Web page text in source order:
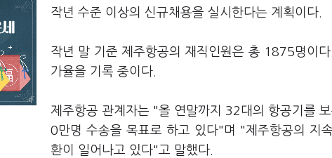
작년 수준 이상의 신규채용을 실시한다는 계획이다.
작년 말 기준 제주항공의 재직인원은 총 1875명이
가율을 기록 중이다.
제주항공 관계자는 "올 연말까지 32대의 항공기를
0만명 수송을 목표로 하고 있다"며 "제주항공의 지
환이 일어나고 있다"고 말했다.